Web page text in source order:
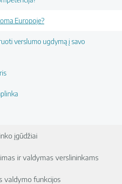
Europoje?
verslumo ugdymą į savo
įgūdžiai
ir valdymas verslininkams
valdymo funkcijos